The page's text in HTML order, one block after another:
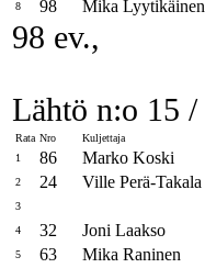
8 98 Mika Lyytikäinen
98 ev.,
Lähtö n:o 15 /
Rata Nro Kuljettaja
1
86 Marko Koski
2 24 Ville Perä-Takala
3
4
32 Joni Laakso
5 63 Mika Raninen